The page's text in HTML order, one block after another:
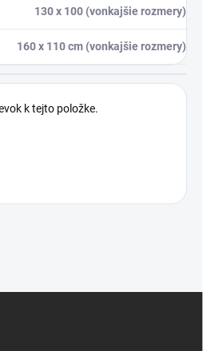
130 x 100 (vonkajšie rozmery)
160 x 110 cm (vonkajšie rozmery)
k tejto položke.